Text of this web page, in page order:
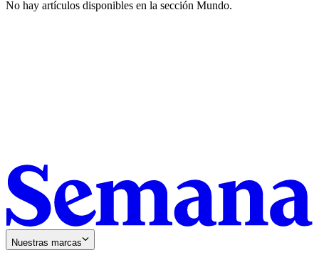
No hay artículos disponibles en la sección Mundo.
Nuestras marcas